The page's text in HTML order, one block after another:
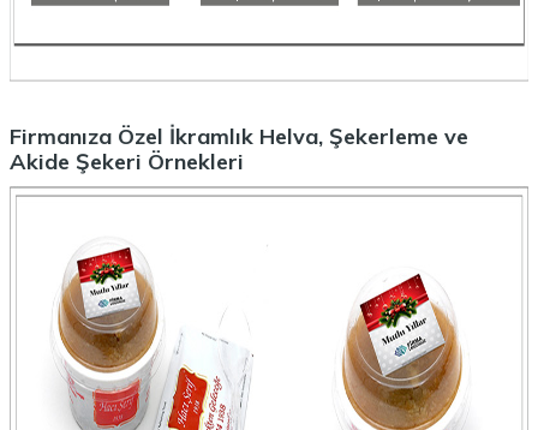
Firmanıza Özel İkramlık Helva, Şekerleme ve
Akide Şekeri Örnekleri